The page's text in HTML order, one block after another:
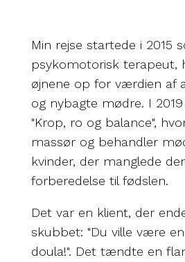
Min rejse startede i 2015
psykomotorisk terapeut,
øjnene op for værdien af
og nybagte mødre. I
"Krop, ro og balance",
massør og behandler
kvinder, der manglede
forberedelse til fødslen.
Det var en klient, der
skubbet: "Du ville være
doula!". Det tændte en